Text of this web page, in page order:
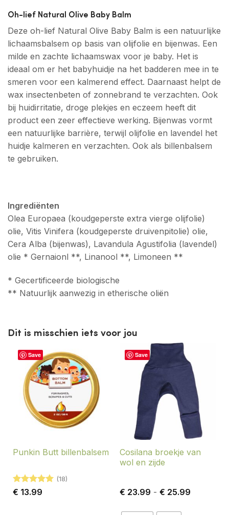
Oh-lief Natural Olive Baby Balm
Deze oh-lief Natural Olive Baby Balm is een natuurlijke
lichaamsbalsem op basis van olijfolie en bijenwas. Een
milde en zachte lichaamswax voor je baby. Het is
ideaal om er het babyhuidje na het badderen mee in te
smeren voor een kalmerend effect. Daarnaast helpt de
wax insectenbeten of zonnebrand te verzachten. Ook
bij huidirritatie, droge plekjes en eczeem heeft dit
product een zeer effectieve werking. Bijenwas vormt
een natuurlijke barrière, terwijl olijfolie en lavendel het
huidje kalmeren en verzachten. Ook als billenbalsem
te gebruiken.
Ingrediënten
Olea Europaea (koudgeperste extra vierge olijfolie)
olie, Vitis Vinifera (koudgeperste druivenpitolie) olie,
Cera Alba (bijenwas), Lavandula Agustifolia (lavendel)
olie * Gernaionl **, Linanool **, Limoneen **
* Gecertificeerde biologische
** Natuurlijk aanwezig in etherische oliën
Dit is misschien iets voor jou
Save
Punkin Butt billenbalsem
Gewaardeerd
(18)
€ 13.99
Save
Cosilana broekje van
wol en zijde
€ 23.99 - € 25.99